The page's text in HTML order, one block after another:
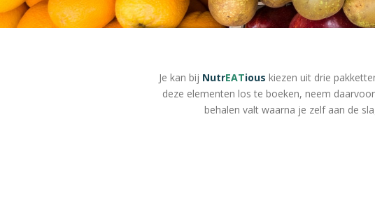
Je kan bij NutrEATious kiezen uit drie
deze elementen los te boeken, neem
behalen valt waarna je zelf aan de